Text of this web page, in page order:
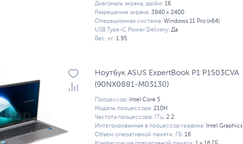
Диагональ экрана, дюйм: 16
Разрешение экрана: 3840 x 2400
Операционная система: Windows 11 Pro (x64)
USB Type-C Power Delivery: Да
Вес, кг: 1.95
Ноутбук ASUS ExpertBook P1 P1503CVA
(90NX0881-M03130)
Процессор:
Intel Core 5
Модель процессора: 210H
Частота процессора, ГГц: 2.2
Интегрированная в процессор графика:
Intel Graphics
Объем оперативной памяти, ГБ: 16